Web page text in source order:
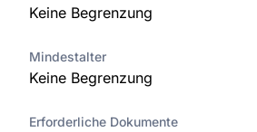
Keine Begrenzung
Mindestalter
Keine Begrenzung
Erforderliche Dokumente